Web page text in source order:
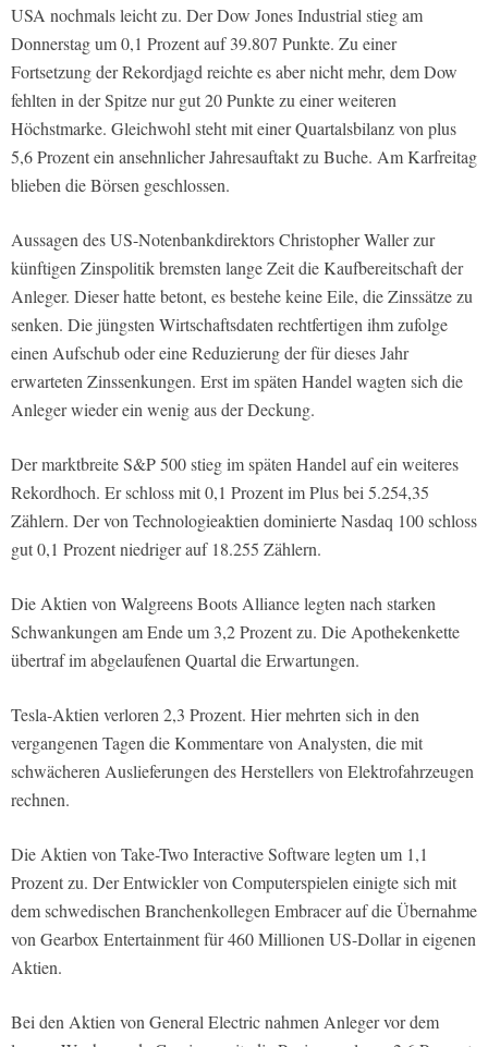
USA nochmals leicht zu. Der Dow Jones Industrial stieg am
Donnerstag um 0,1 Prozent auf 39.807 Punkte. Zu einer
Fortsetzung der Rekordjagd reichte es aber nicht mehr, dem Dow
fehlten in der Spitze nur gut 20 Punkte zu einer weiteren
Höchstmarke. Gleichwohl steht mit einer Quartalsbilanz von plus
5,6 Prozent ein ansehnlicher Jahresauftakt zu Buche. Am Karfreitag
blieben die Börsen geschlossen.
Aussagen des US-Notenbankdirektors Christopher Waller zur
künftigen Zinspolitik bremsten lange Zeit die Kaufbereitschaft der
Anleger. Dieser hatte betont, es bestehe keine Eile, die Zinssätze zu
senken. Die jüngsten Wirtschaftsdaten rechtfertigen ihm zufolge
einen Aufschub oder eine Reduzierung der für dieses Jahr
erwarteten Zinssenkungen. Erst im späten Handel wagten sich die
Anleger wieder ein wenig aus der Deckung.
Der marktbreite S&P 500 stieg im späten Handel auf ein weiteres
Rekordhoch. Er schloss mit 0,1 Prozent im Plus bei 5.254,35
Zählern. Der von Technologieaktien dominierte Nasdaq 100 schloss
gut 0,1 Prozent niedriger auf 18.255 Zählern.
Die Aktien von Walgreens Boots Alliance legten nach starken
Schwankungen am Ende um 3,2 Prozent zu. Die Apothekenkette
übertraf im abgelaufenen Quartal die Erwartungen.
Tesla-Aktien verloren 2,3 Prozent. Hier mehrten sich in den
vergangenen Tagen die Kommentare von Analysten, die mit
schwächeren Auslieferungen des Herstellers von Elektrofahrzeugen
rechnen.
Die Aktien von Take-Two Interactive Software legten um 1,1
Prozent zu. Der Entwickler von Computerspielen einigte sich mit
dem schwedischen Branchenkollegen Embracer auf die Übernahme
von Gearbox Entertainment für 460 Millionen US-Dollar in eigenen
Aktien.
Bei den Aktien von General Electric nahmen Anleger vor dem